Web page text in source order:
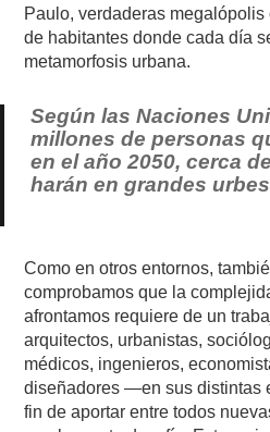
Paulo, verdaderas
de habitantes donde cada día
metamorfosis urbana.
Según las Naciones
millones de personas
en el año 2050, cerca
harán en grandes urbes
Como en otros entornos,
comprobamos que la
afrontamos requiere de un
arquitectos, urbanistas,
médicos, ingenieros,
diseñadores —en sus distintas
fin de aportar entre todos